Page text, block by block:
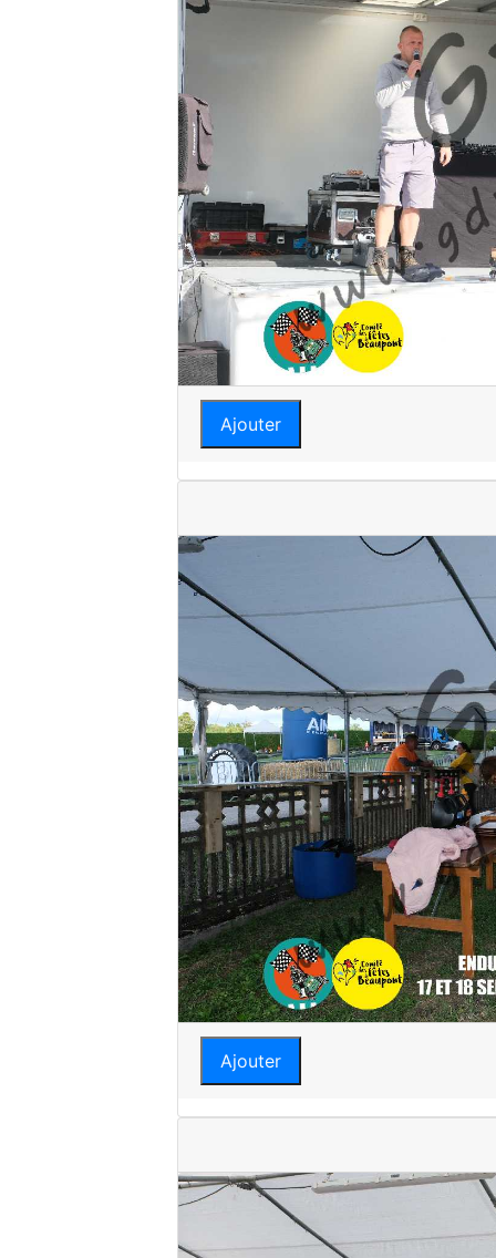
Ajouter
Ajouter